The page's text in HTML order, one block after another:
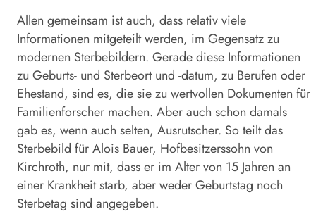
Allen gemeinsam ist auch, dass relativ viele
Informationen mitgeteilt werden, im Gegensatz zu
modernen Sterbebildern. Gerade diese Informationen
zu Geburts- und Sterbeort und -datum, zu Berufen oder
Ehestand, sind es, die sie zu wertvollen Dokumenten für
Familienforscher machen. Aber auch schon damals
gab es, wenn auch selten, Ausrutscher. So teilt das
Sterbebild für Alois Bauer, Hofbesitzerssohn von
Kirchroth, nur mit, dass er im Alter von 15 Jahren an
einer Krankheit starb, aber weder Geburtstag noch
Sterbetag sind angegeben.